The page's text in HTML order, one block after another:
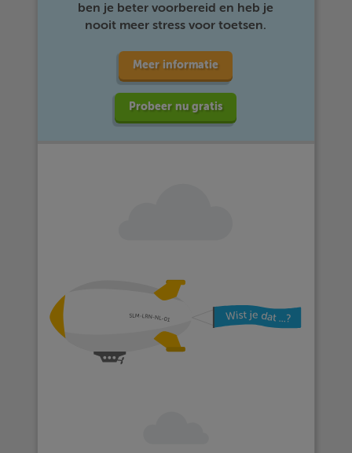
ben je beter voorbereid en heb je
nooit meer stress voor toetsen.
Meer informatie
Probeer nu gratis